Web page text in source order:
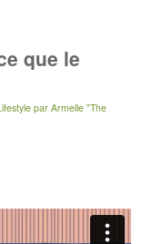
que le
par Armelle "The